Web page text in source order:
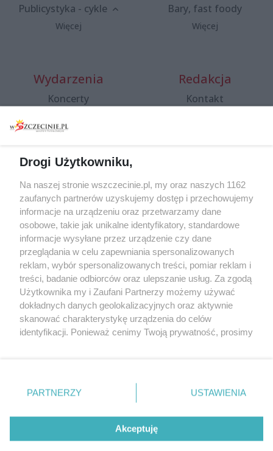
Publicystyka - cykle
Więcej
Bary, fast foody
Więcej
Wydarzenia
Koncerty
Spacery i oprowadzania
targi
Wernisaże
Więcej
Redakcja
Kontakt
Specjalny koncert z okazji
20. urodzin portalu
wSzczecinie.pl
Regulamin konkursów
śniadaniówka "Hej
Szczecin! Jest piątek!"
Partnerzy
Praca Szczecin
© 2026 wSzczecinie.pl
Created by GOD
Drogi Użytkowniku,
Na naszej stronie wszczecinie.pl, my oraz naszych 1162
zaufanych partnerów uzyskujemy dostęp i przechowujemy
informacje na urządzeniu oraz przetwarzamy dane
osobowe, takie jak unikalne identyfikatory, standardowe
informacje wysyłane przez urządzenie czy dane
przeglądania w celu zapewniania spersonalizowanych
reklam, wybór spersonalizowanych treści, pomiar reklam i
treści, badanie odbiorców oraz ulepszanie usług. Za zgodą
Użytkownika my i Zaufani Partnerzy możemy używać
dokładnych danych geolokalizacyjnych oraz aktywnie
skanować charakterystykę urządzenia do celów
identyfikacji. Ponieważ cenimy Twoją prywatność, prosimy
prywatności znajdujący się w lewym dolnym rogu strony
. Niektóre rodzaje przetwarzania danych nie wymagają
takiemu przetwarzaniu. Preferencje będą miały
zastosowania tylko na tej witrynie.
PARTNERZY USTAWIENIA
Akceptuję